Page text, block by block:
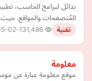
بدائل لبرامج الحاسب،
المُتصفحات والمواقع. حيث
تقنية 02-13
معلومة
موقع معلومة عبارة عن